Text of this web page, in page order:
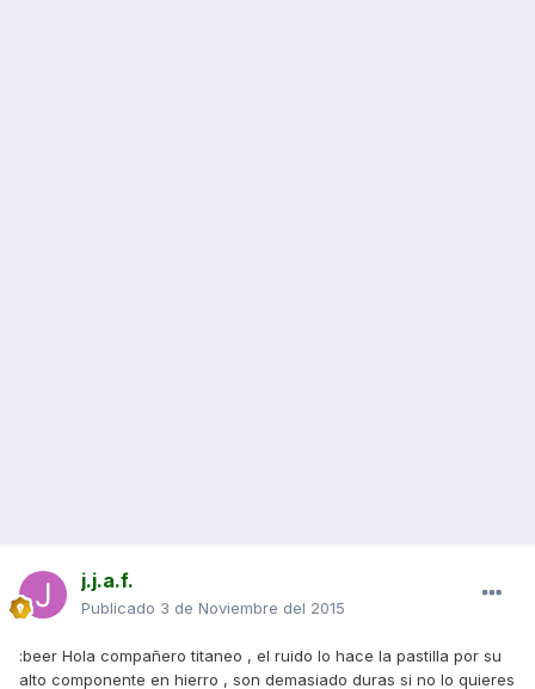
j.j.a.f.
Publicado 3 de Noviembre del 2015
:beer Hola compañero titaneo , el ruido lo hace la pastilla por su
alto componente en hierro , son demasiado duras si no lo quieres